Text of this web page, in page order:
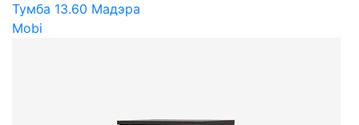
Тумба 13.60 Мадэра
Mobi